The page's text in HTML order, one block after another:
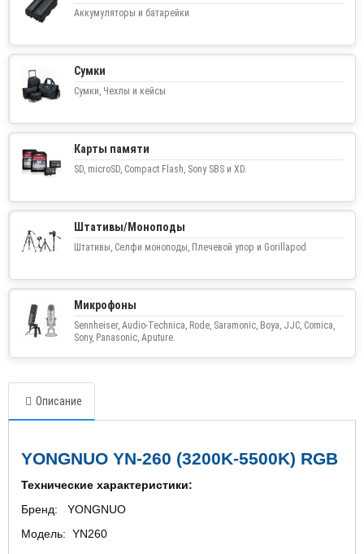
Аккумуляторы и батарейки
Сумки
Сумки, Чехлы и кейсы
Карты памяти
SD, microSD, Compact Flash, Sony SBS и XD.
Штативы/Моноподы
Штативы, Селфи моноподы, Плечевой упор и Gorillapod
Микрофоны
Sennheiser, Audio-Technica, Rode, Saramonic, Boya, JJC, Comica,
Sony, Panasonic, Aputure.
Описание
YONGNUO YN-260 (3200K-5500K) RGB
Технические характеристики:
Бренд: YONGNUO
Модель: YN260